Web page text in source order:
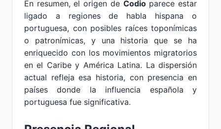
En resumen, el origen de Codioparece estar
ligado a regiones de habla hispana o
portuguesa, con posibles raíces toponímicas
o patronímicas, y una historia que se ha
enriquecido con los movimientos migratorios
en el Caribe y América Latina. La dispersión
actual refleja esa historia, con presencia en
países donde la influencia española y
portuguesa fue significativa.